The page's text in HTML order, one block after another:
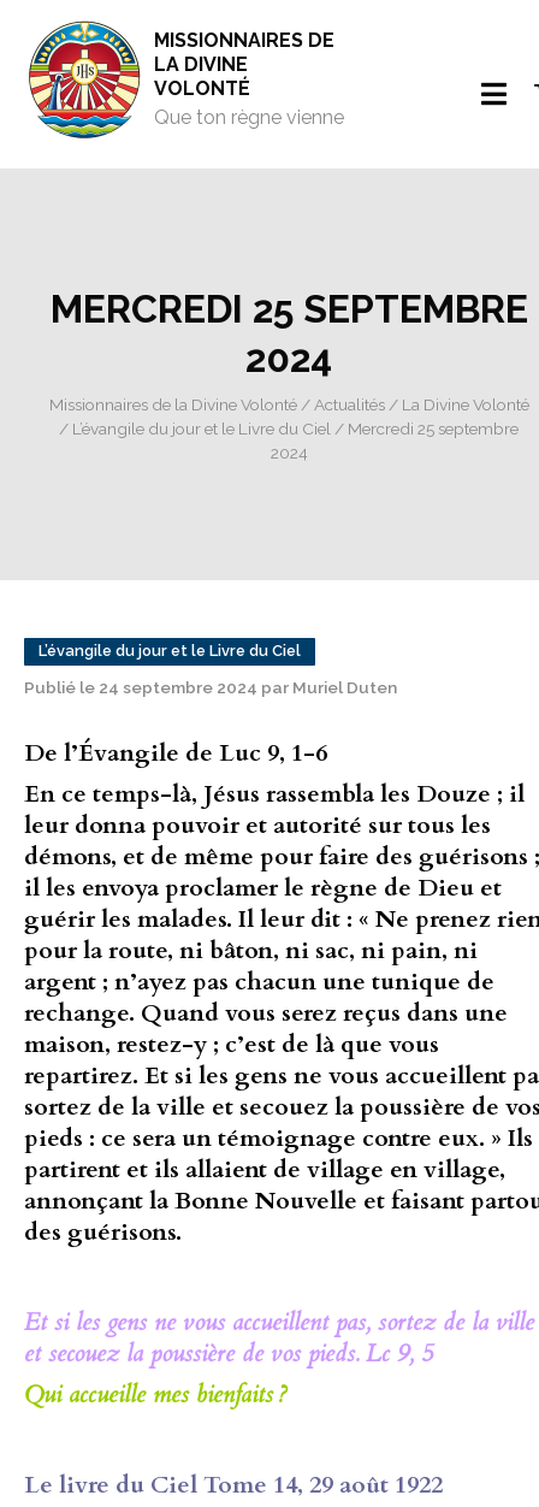
MISSIONNAIRES DE
LA DIVINE
VOLONTÉ
Que ton règne vienne
MERCREDI 25 SEPTEMBRE
2024
Missionnaires de la Divine Volonté/ Actualités/ La Divine Volonté
/ L’évangile du jour et le Livre du Ciel / Mercredi 25 septembre
2024
L’évangile du jour et le Livre du Ciel
Publié le 24 septembre 2024 par Muriel Duten
De l’Évangile de Luc 9, 1-6
En ce temps-là, Jésus rassembla les Douze ; il
leur donna pouvoir et autorité sur tous les
démons, et de même pour faire des guérisons ;
il les envoya proclamer le règne de Dieu et
guérir les malades. Il leur dit : « Ne prenez
pour la route, ni bâton, ni sac, ni pain, ni
argent ; n’ayez pas chacun une tunique de
rechange. Quand vous serez reçus dans une
maison, restez-y ; c’est de là que vous
repartirez. Et si les gens ne vous accueillent
sortez de la ville et secouez la poussière de
pieds : ce sera un témoignage contre eux. » Ils
partirent et ils allaient de village en village,
annonçant la Bonne Nouvelle et faisant
des guérisons.
Et si les gens ne vous accueillent pas, sortez de la ville
et secouez la poussière de vos pieds. Lc 9, 5
Qui accueille mes bienfaits ?
Le livre du Ciel Tome 14, 29 août 1922